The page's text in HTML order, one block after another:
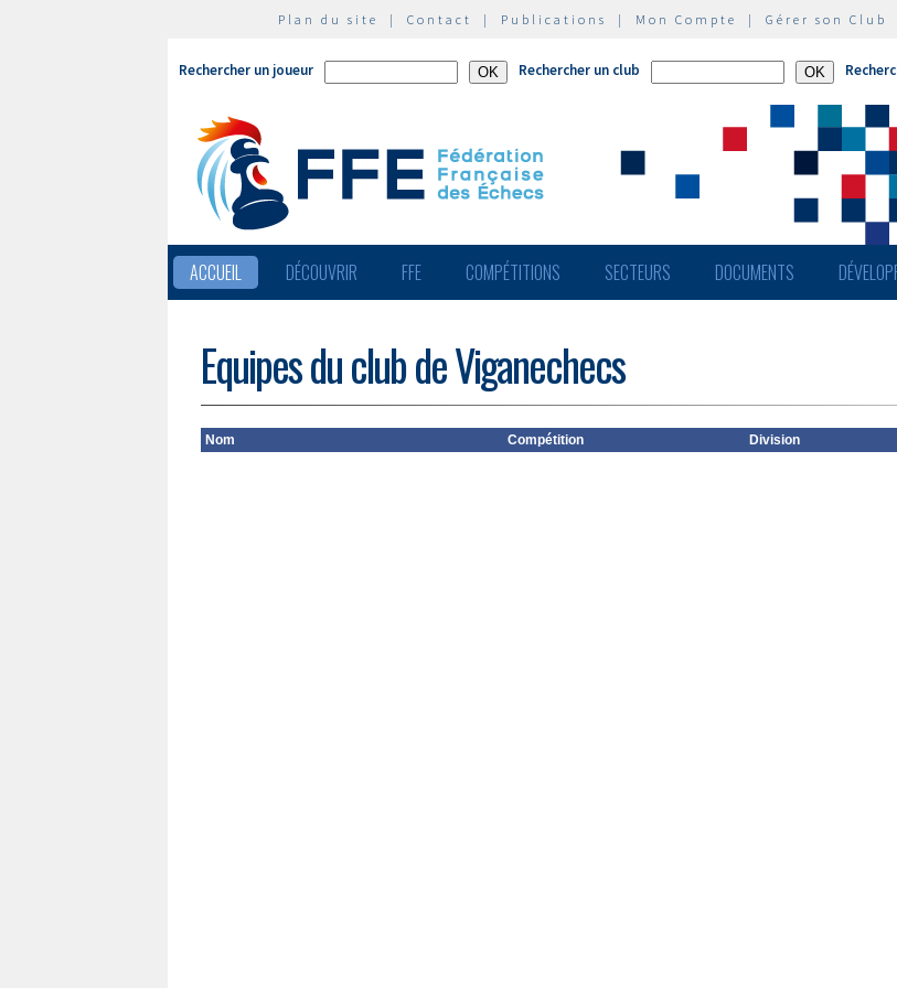
Plan du site | Contact | Publications | Mon Compte | Gérer son Club
Rechercher un joueur Rechercher un club
ACCUEIL DÉCOUVRIR FFE COMPÉTITIONS SECTEURS DOCUMENTS
Equipes du club de Viganechecs
Nom Compétition Division